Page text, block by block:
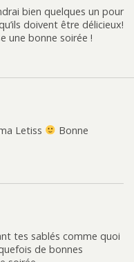
bien quelques un pour
doivent être délicieux!
une bonne soirée !
Letiss
Bonne
tes sablés comme quoi
de bonnes